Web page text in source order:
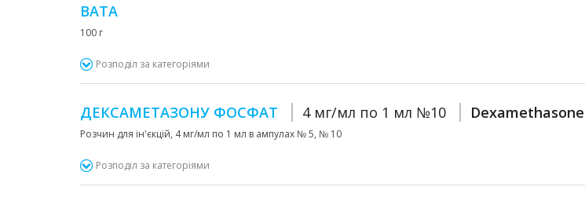
ВАТА
100 г
Розподіл за категоріями
ДЕКСАМЕТАЗОНУ ФОСФАТ 4 мг/мл по 1 мл №10 Dexamethasone
Розчин для ін'єкцій, 4 мг/мл по 1 мл в ампулах № 5, № 10
Розподіл за категоріями